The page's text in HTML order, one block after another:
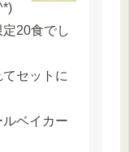
20食でし
セットに
ベイカー